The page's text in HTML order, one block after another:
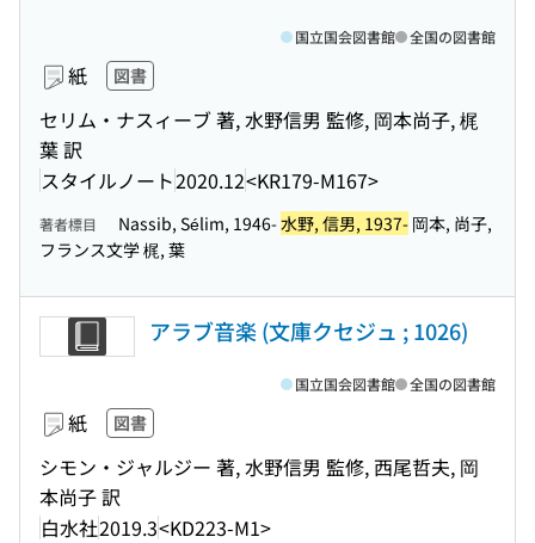
紙 図書
セリム・ナスィーブ 著, 水野信男 監修, 岡本尚子, 梶
葉 訳
スタイルノート2020.12<KR179-M167>
国立国会図書館 全国の図書館
著者標目 Nassib, Sélim, 1946-水野, 信男, 1937- 岡本, 尚子,
フランス文学 梶, 葉
アラブ音楽 (文庫クセジュ ; 1026)
紙 図書
シモン・ジャルジー 著, 水野信男 監修, 西尾哲夫, 岡
本尚子 訳
白水社2019.3<KD223-M1>
国立国会図書館 全国の図書館